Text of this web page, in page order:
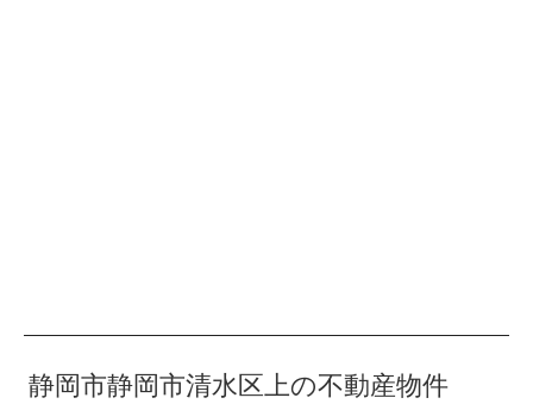
静岡市静岡市清水区上の不動産物件